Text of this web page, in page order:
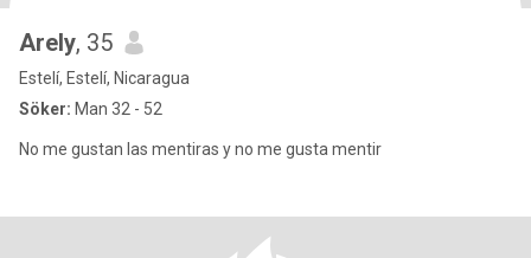
Arely, 35
Estelí, Estelí, Nicaragua
Söker: Man 32 - 52
No me gustan las mentiras y no me gusta mentir